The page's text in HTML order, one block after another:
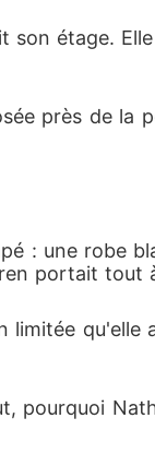
son étage.
près de la
: une robe
portait tout
limitée
pourquoi